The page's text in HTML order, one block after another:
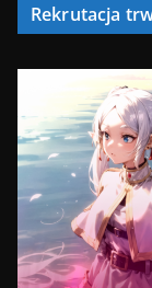
Rekrutacja